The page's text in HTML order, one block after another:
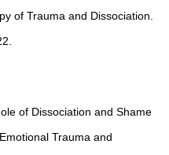
of Trauma and Dissociation.
of Dissociation and Shame
Trauma and